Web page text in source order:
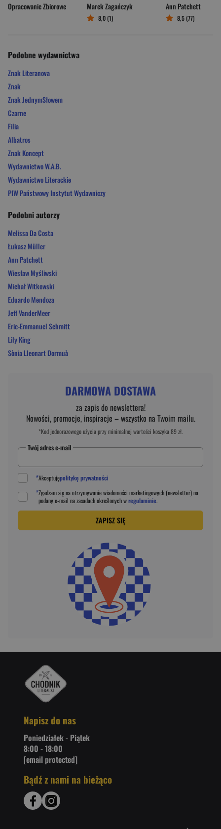
Opracowanie Zbiorowe
Marek Zagańczyk
8,0 (1)
Ann Patchett
8,5 (77)
Podobne wydawnictwa
Znak Literanova
Znak
Znak JednymSłowem
Czarne
Filia
Albatros
Znak Koncept
Wydawnictwo W.A.B.
Wydawnictwo Literackie
PIW Państwowy Instytut Wydawniczy
Podobni autorzy
Melissa Da Costa
Łukasz Müller
Ann Patchett
Wiesław Myśliwski
Michał Witkowski
Eduardo Mendoza
Jeff VanderMeer
Eric-Emmanuel Schmitt
Lily King
Sònia Lleonart Dormuà
DARMOWA DOSTAWA
za zapis do newslettera!
Nowości, promocje, inspiracje – wszystko na Twoim mailu.
*Kod jednorazowego użycia przy minimalnej wartości koszyka 89 zł.
Twój adres e-mail
*Akceptujępolitykę prywatności
*Zgadzam się na otrzymywanie wiadomości marketingowych (newsletter) na
podanye-mail na zasadach określonych wregulaminie.
ZAPISZ SIĘ
Napisz do nas
Poniedziałek - Piątek
8:00 - 18:00
[email protected]
Bądź z nami na bieżąco